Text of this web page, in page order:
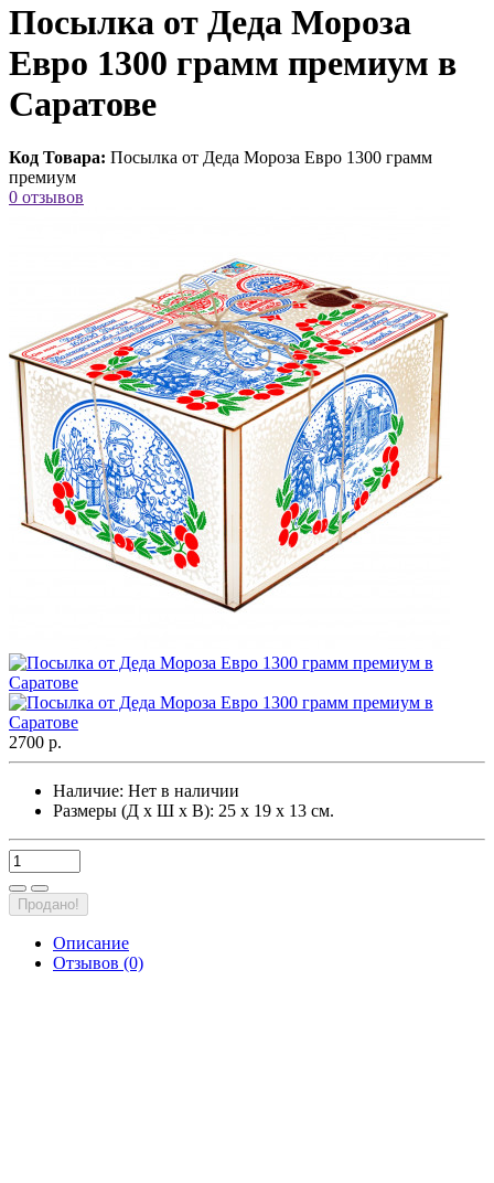
Посылка от Деда Мороза
Евро 1300 грамм премиум в
Саратове
Код Товара: Посылка от Деда Мороза Евро 1300 грамм
премиум
0 отзывов
2700 р.
Наличие: Нет в наличии
Размеры (Д х Ш х В): 25 х 19 х 13 см.
Продано!
Описание
Отзывов (0)